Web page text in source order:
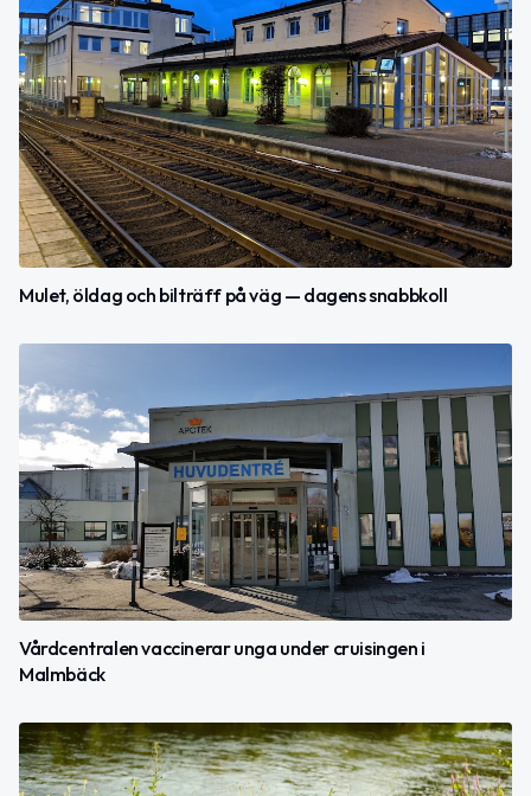
Mulet, öldag och bilträff på väg — dagens snabbkoll
Vårdcentralen vaccinerar unga under cruisingen i
Malmbäck